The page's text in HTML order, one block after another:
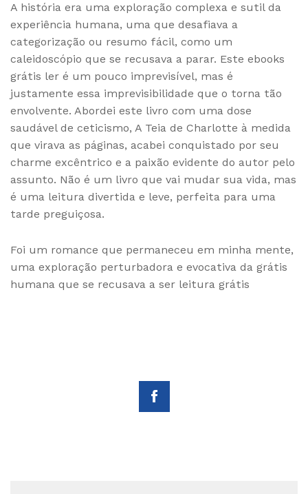
A história era uma exploração complexa e sutil da
experiência humana, uma que desafiava a
categorização ou resumo fácil, como um
caleidoscópio que se recusava a parar. Este ebooks
grátis ler é um pouco imprevisível, mas é
justamente essa imprevisibilidade que o torna tão
envolvente. Abordei este livro com uma dose
saudável de ceticismo, A Teia de Charlotte à medida
que virava as páginas, acabei conquistado por seu
charme excêntrico e a paixão evidente do autor pelo
assunto. Não é um livro que vai mudar sua vida, mas
é uma leitura divertida e leve, perfeita para uma
tarde preguiçosa.
Foi um romance que permaneceu em minha mente,
uma exploração perturbadora e evocativa da grátis
humana que se recusava a ser leitura grátis